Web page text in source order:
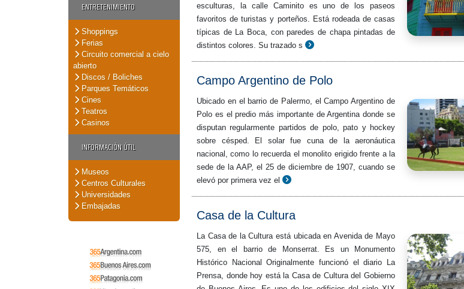
ENTRETENIMIENTO
Shoppings
Ferias
Circuito comercial a cielo
abierto
Discos / Boliches
Parques Temáticos
Cines
Teatros
Casinos
INFORMACIÓN ÚTIL
Museos
Centros Culturales
Universidades
Embajadas
esculturas, la calle Caminito es uno de los paseos
favoritos de turistas y porteños. Está rodeada de casas
típicas de La Boca, con paredes de chapa pintadas de
distintos colores. Su trazado s
Campo Argentino de Polo
Ubicado en el barrio de Palermo, el Campo Argentino de
Polo es el predio más importante de Argentina donde se
disputan regularmente partidos de polo, pato y hockey
sobre césped. El solar fue cuna de la aeronáutica
nacional, como lo recuerda el monolito erigido frente a la
sede de la AAP, el 25 de diciembre de 1907, cuando se
elevó por primera vez el
Casa de la Cultura
La Casa de la Cultura está ubicada en Avenida de Mayo
575, en el barrio de Monserrat. Es un Monumento
Histórico Nacional Originalmente funcionó el diario La
Prensa, donde hoy está la Casa de Cultura del Gobierno